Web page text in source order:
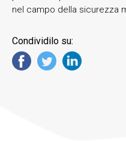
nel campo della sicurezza
Condividilo su: